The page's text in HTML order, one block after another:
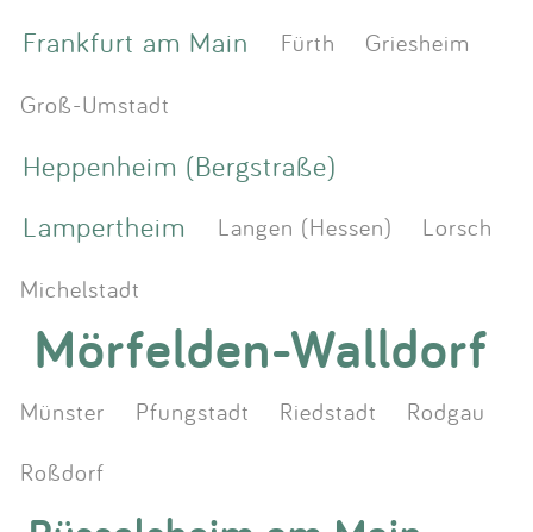
Frankfurt am Main Fürth
Griesheim
Groß-Umstadt
Heppenheim (Bergstraße)
Lampertheim
Langen (Hessen)
Lorsch
Michelstadt
Mörfelden-Walldorf
Münster Pfungstadt Riedstadt
Rodgau
Roßdorf